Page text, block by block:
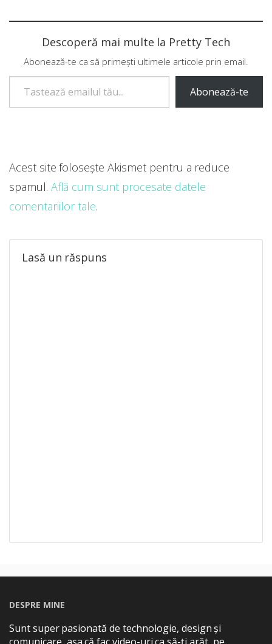
Descoperă mai multe la Pretty Tech
Abonează-te ca să primești ultimele articole prin email.
Tastează emailul tău...
Abonează-te
Lasă un răspuns
Acest site folosește Akismet pentru a reduce
spamul. Află cum sunt procesate datele
comentariilor tale.
DESPRE MINE
Sunt super pasionată de technologie, design și
comunicare, așa că fac video-uri ca să-ți arăt, pe